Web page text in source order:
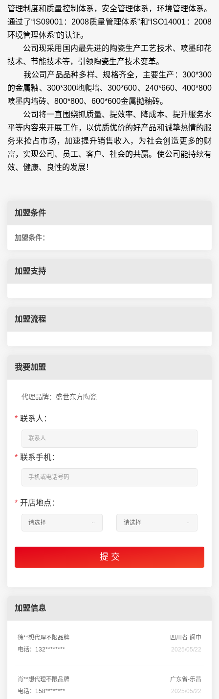
管理制度和质量控制体系，安全管理体系，环境管理体系。
通过了“IS09001：2008质量管理体系”和“ISO14001：2008
环境管理体系”的认证。
公司现采用国内最先进的陶瓷生产工艺技术、喷墨印花
技术、节能技术等，引领陶瓷生产技术变革。
我公司产品品种多样、规格齐全，主要生产：300*300
的金属釉、300*300地爬墙、300*600、240*660、400*800
喷墨内墙砖、800*800、600*600金属抛釉砖。
公司将一直围绕抓质量、提效率、降成本、提升服务水
平等内容来开展工作，以优质优价的好产品和诚挚热情的服
务来抢占市场，加速提升销售收入，为社会创造更多的财
富，实现公司、员工、客户、社会的共赢。使公司能持续有
效、健康、良性的发展！
加盟条件
加盟条件：
加盟支持
加盟流程
我要加盟
代理品牌：盛世东方陶瓷
* 联系人：
* 联系手机：
* 开店地点：
加盟信息
徐**想代理不限品牌
四川省-阆中
电话：132********
2025/05/22
肖**想代理不限品牌
广东省-乐昌
电话：158********
2025/05/22